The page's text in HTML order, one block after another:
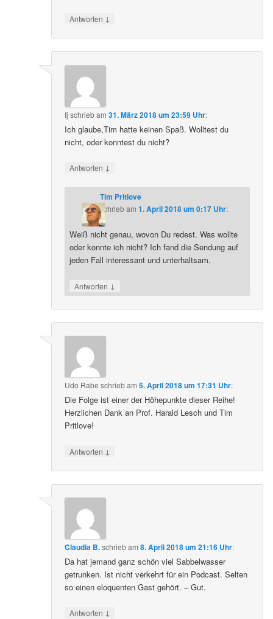
Antworten ↓
Ij schriebam31. März 2018 um 23:59 Uhr:
Ich glaube,Tim hatte keinen Spaß. Wolltest du
nicht, oder konntest du nicht?
Antworten ↓
Tim Pritlove
schriebam 1. April 2018 um 0:17 Uhr:
Weiß nicht genau, wovon Du redest. Was wollte
oder konnte ich nicht? Ich fand die Sendung auf
jeden Fall interessant und unterhaltsam.
Antworten ↓
Udo Rabe schriebam5. April 2018 um 17:31 Uhr:
Die Folge ist einer der Höhepunkte dieser Reihe!
Herzlichen Dank an Prof. Harald Lesch und Tim
Pritlove!
Antworten ↓
Claudia B.schriebam8. April 2018 um 21:16 Uhr:
Da hat jemand ganz schön viel Sabbelwasser
getrunken. Ist nicht verkehrt für ein Podcast. Selten
so einen eloquenten Gast gehört. – Gut.
Antworten ↓